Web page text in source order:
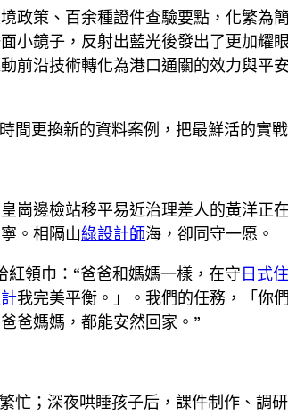
策、百余種證件查驗要點，化繁為
小鏡子，反射出藍光後發出了更加耀
沿技術轉化為港口通關的效力與平
間更換新的資料案例，把最鮮活的實
崗邊檢站移平易近治理差人的黃洋正
。相隔山綠設計師海，卻同守一愿。
領巾：“爸爸和媽媽一樣，在守 日式
我完美平衡。」。我們的任務，「你
爸媽媽，都能安然回家。”
忙；深夜哄睡孩子后，課件制作、調